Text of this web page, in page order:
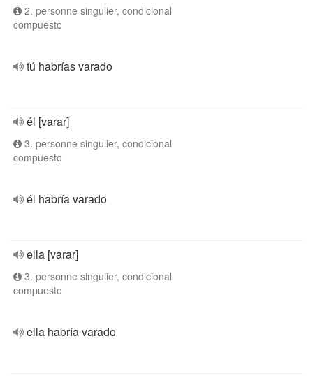
2. personne singulier, condicional
compuesto
tú habrías varado
él [varar]
3. personne singulier, condicional
compuesto
él habría varado
ella [varar]
3. personne singulier, condicional
compuesto
ella habría varado